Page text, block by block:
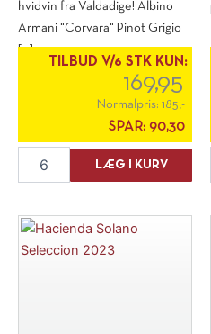
hvidvin fra Valdadige! Albino
Armani "Corvara" Pinot Grigio
[...]
TILBUD V/6 STK KUN:
169,95
Normalpris: 185,-
SPAR: 90,30
Armani
Grigio
2025
LÆG I KURV